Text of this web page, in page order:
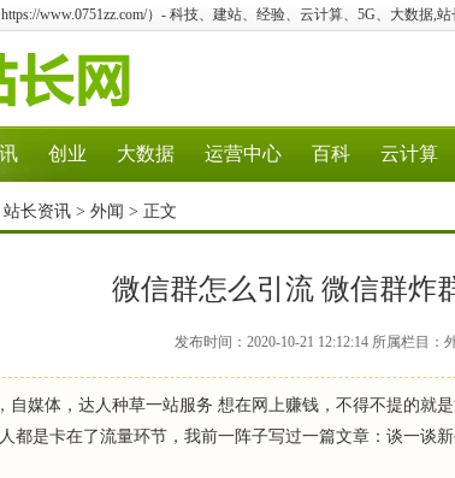
www.0751zz.com/）- 科技、建站、经验、云计算、5G、大数据,站
创业 大数据 运营中心 百科 云计算
站长资讯 > 外闻 > 正文
微信群怎么引流 微信群炸
发布时间：2020-10-21 12:12:14 所属栏目：
自媒体，达人种草一站服务 想在网上赚钱，不得不提的就
都是卡在了流量环节，我前一阵子写过一篇文章：谈一谈